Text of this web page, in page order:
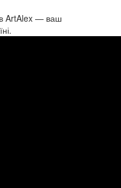
в ArtAlex — ваш